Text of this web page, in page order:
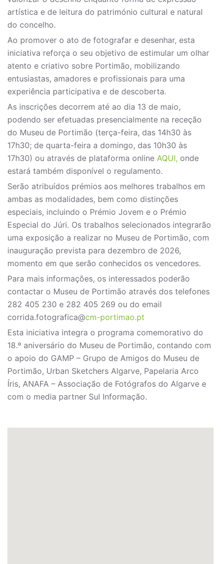
artística e de leitura do património cultural e natural
do concelho.
Ao promover o ato de fotografar e desenhar, esta
iniciativa reforça o seu objetivo de estimular um olhar
atento e criativo sobre Portimão, mobilizando
entusiastas, amadores e profissionais para uma
experiência participativa e de descoberta.
As inscrições decorrem até ao dia 13 de maio,
podendo ser efetuadas presencialmente na receção
do Museu de Portimão (terça-feira, das 14h30 às
17h30; de quarta-feira a domingo, das 10h30 às
17h30) ou através de plataforma online AQUI, onde
estará também disponível o regulamento.
Serão atribuídos prémios aos melhores trabalhos em
ambas as modalidades, bem como distinções
especiais, incluindo o Prémio Jovem e o Prémio
Especial do Júri. Os trabalhos selecionados integrarão
uma exposição a realizar no Museu de Portimão, com
inauguração prevista para dezembro de 2026,
momento em que serão conhecidos os vencedores.
Para mais informações, os interessados poderão
contactar o Museu de Portimão através dos telefones
282 405 230 e 282 405 269 ou do email
corrida.fotografica@cm-portimao.pt
Esta iniciativa integra o programa comemorativo do
18.º aniversário do Museu de Portimão, contando com
o apoio do GAMP – Grupo de Amigos do Museu de
Portimão, Urban Sketchers Algarve, Papelaria Arco
Íris, ANAFA – Associação de Fotógrafos do Algarve e
com o media partner Sul Informação.